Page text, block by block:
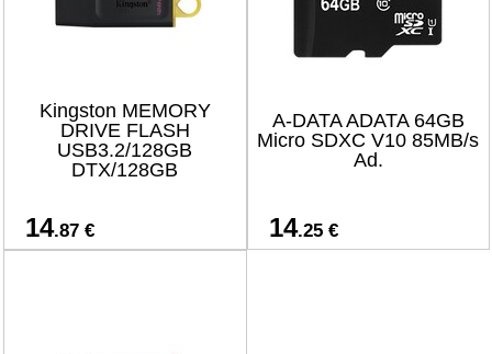
Kingston MEMORY
DRIVE FLASH
USB3.2/128GB
DTX/128GB
14.87 €
A-DATA ADATA 64GB
Micro SDXC V10 85MB/s
Ad.
14.25 €